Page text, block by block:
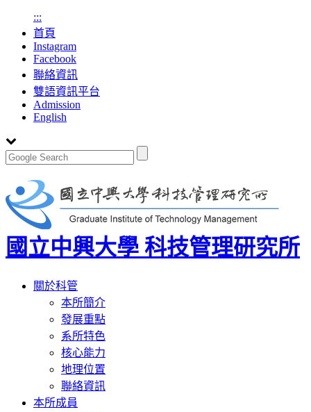
:::
首頁
Instagram
Facebook
聯絡資訊
雙語資訊平台
Admission
English
國立中興大學 科技管理研究所
Toggle
navigation
關於科管
本所簡介
發展重點
系所特色
核心能力
地理位置
聯絡資訊
本所成員